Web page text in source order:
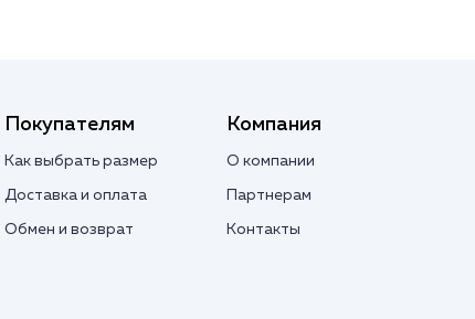
Покупателям
Как выбрать размер
Доставка и оплата
Обмен и возврат
Компания
О компании
Партнерам
Контакты